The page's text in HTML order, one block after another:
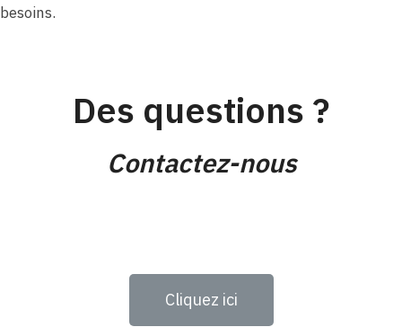
besoins.
Des questions ?
Contactez-nous
Cliquez ici